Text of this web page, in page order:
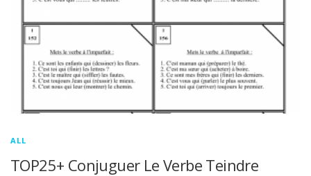
ALL
TOP25+ Conjuguer Le Verbe Teindre